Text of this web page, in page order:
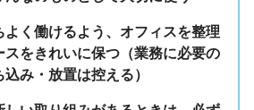
よく働けるよう、オフィスを整理
スをきれいに保つ（業務に必要の
み・放置は控える）